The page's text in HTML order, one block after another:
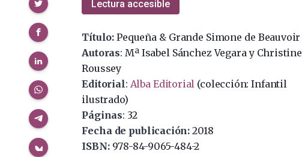
Lectura accesible
Título:Pequeña & Grande Simone de Beauvoir
Autoras: Mª Isabel Sánchez Vegara y Christine
Roussey
Editorial: Alba Editorial (colección: Infantil
ilustrado)
Páginas: 32
Fecha de publicación:2018
ISBN:978-84-9065-484-2